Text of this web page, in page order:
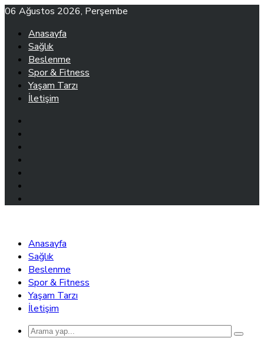
Skip
content
06 Ağustos 2026, Perşembe
Anasayfa
Sağlık
Beslenme
Spor & Fitness
Yaşam Tarzı
İletişim
Anasayfa
Sağlık
Beslenme
Spor & Fitness
Yaşam Tarzı
İletişim